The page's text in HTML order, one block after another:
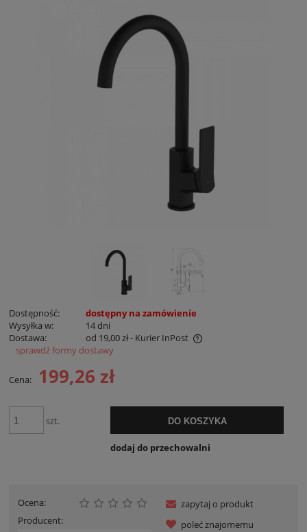
Dostępność:
dostępny na zamówienie
Wysyłka w:
14 dni
Dostawa:
od 19,00 zł- Kurier InPost
Cena nie zawiera ewentualnych kosztów płatności
sprawdź formy dostawy
Cena: 199,26 zł
szt. DO KOSZYKA
dodaj do przechowalni
Ocena:
Producent:
zapytaj o produkt
poleć znajomemu